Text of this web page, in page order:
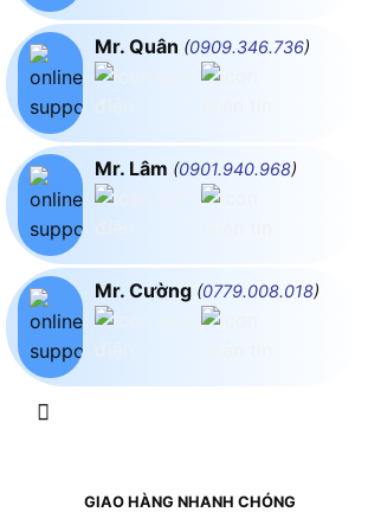
Mr. Quân (0909.346.736)
Mr. Lâm (0901.940.968)
Mr. Cường (0779.008.018)
GIAO HÀNG NHANH CHÓNG